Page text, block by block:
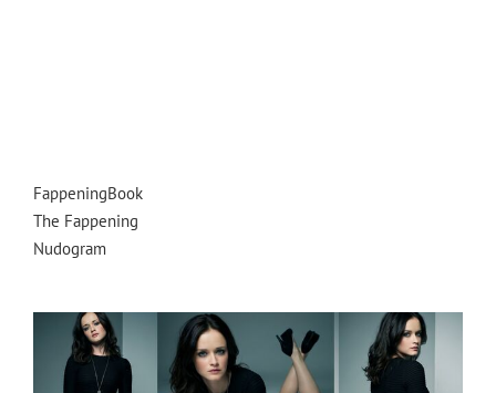
FappeningBook
The Fappening
Nudogram